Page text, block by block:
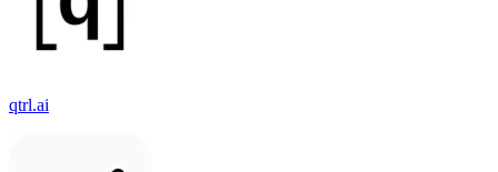
qtrl.ai